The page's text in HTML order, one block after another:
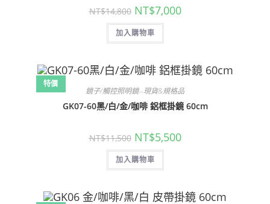
NT$14,800 原
始
價
格：
NT$14,800。
NT$7,000目
前
加入購物車
特價
鏡子/觸控照明鏡--現貨&規格品
GK07-60黑/白/金/咖啡 鋁框掛鏡 60cm
NT$11,500 原
始
價
格：
NT$11,500。
NT$5,500目
前
加入購物車